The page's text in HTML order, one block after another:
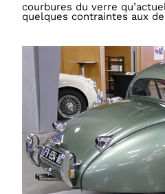
courbures du verre
quelques contraintes aux